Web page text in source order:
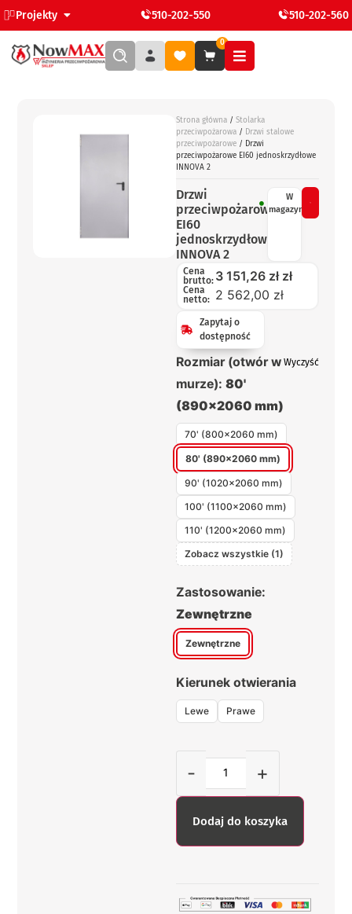
Projekty 510-202-550 510-202-560
0
Strona główna / Stolarka
przeciwpożarowa / Drzwi stalowe
przeciwpożarowe / Drzwi
przeciwpożarowe EI60 jednoskrzydłowe
INNOVA 2
Drzwi
przeciwpożarowe
EI60
jednoskrzydłowe
INNOVA 2
W
magazynie
Cena
brutto: 3 151,26 złzł
Cena
netto: 2 562,00 zł
Zapytaj o
dostępność
Rozmiar (otwór w
murze): 80'
(890×2060 mm)
70' (800×2060 mm)
80' (890×2060 mm)
90' (1020×2060 mm)
100' (1100×2060 mm)
110' (1200×2060 mm)
Zobacz wszystkie (1)
Zastosowanie:
Zewnętrzne
Zewnętrzne
Kierunek otwierania
Lewe Prawe
Wyczyść
- +
Dodaj do koszyka